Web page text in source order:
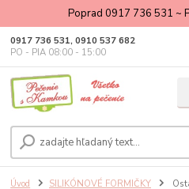
Poprad 0917 736 531 ~
0917 736 531, 0910 537 682
PO - PIA 08:00 - 15:00
Úvod SILIKÓNOVÉ FORMIČKY